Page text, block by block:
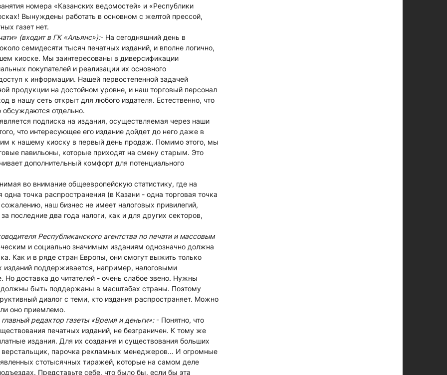
номера «Казанских ведомостей» и «Республики
Вынуждены работать в основном с желтой прессой,
газет нет.
(входит в ГК «Альянс»):- На сегодняшний день в
семидесяти тысяч печатных изданий, и вполне логично,
киоске. Мы заинтересованы в диверсификации
покупателей и реализации их основного
к информации. Нашей первостепенной задачей
продукции на достойном уровне, и наш торговый персонал
в нашу сеть открыт для любого издателя. Естественно, что
отдельно.
подписка на издания, осуществляемая через наши
что интересующее его издание дойдет до него даже в
к нашему киоску в первый день продаж. Помимо этого, мы
павильоны, которые приходят на смену старым. Это
дополнительный комфорт для потенциального
во внимание общеевропейскую статистику, где на
точка распространения (в Казани - одна торговая точка
наш бизнес не имеет налоговых привилегий,
последние два года налоги, как и для других секторов,
Республиканского агентства по печати и массовым
и социально значимым изданиям однозначно должна
Как и в ряде стран Европы, они смогут выжить только
изданий поддерживается, например, налоговыми
доставка до читателей - очень слабое звено. Нужны
должны быть поддержаны в масштабах страны. Поэтому
диалог с теми, кто издания распространяет. Можно
оно приемлемо.
редактор газеты «Время и деньги»: - Понятно, что
печатных изданий, не безграничен. К тому же
издания. Для их создания и существования больших
верстальщик, парочка рекламных менеджеров… И огромные
стотысячных тиражей, которые на самом деле
Представьте себе, что было бы, если бы эта